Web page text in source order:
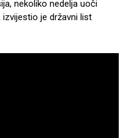
nekoliko nedelja uoči
izvijestio je državni list